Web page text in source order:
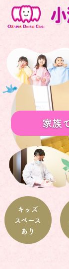
家族
キッズ
スペース
あり